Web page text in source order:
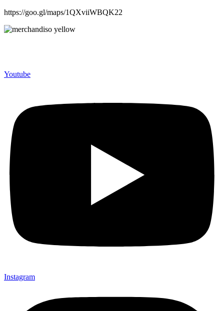
https://goo.gl/maps/1QXviiWBQK22
Youtube
Instagram